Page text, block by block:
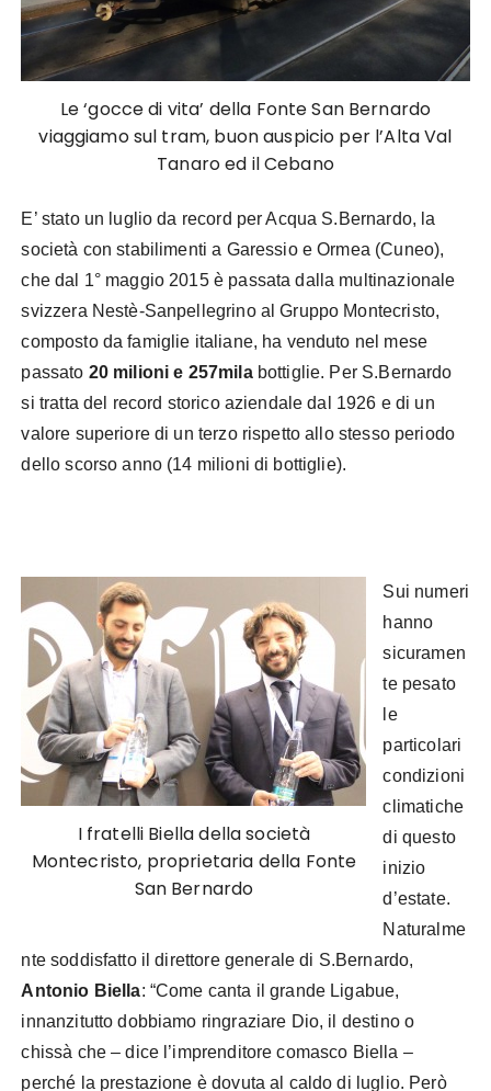
Le ‘gocce di vita’ della Fonte San Bernardo
viaggiamo sul tram, buon auspicio per l’Alta Val
Tanaro ed il Cebano
E’ stato un luglio da record per Acqua S.Bernardo, la
società con stabilimenti a Garessio e Ormea (Cuneo),
che dal 1° maggio 2015 è passata dalla multinazionale
svizzera Nestè-Sanpellegrino al Gruppo Montecristo,
composto da famiglie italiane, ha venduto nel mese
passato 20 milioni e 257milabottiglie. Per S.Bernardo
si tratta del record storico aziendale dal 1926 e di un
valore superiore di un terzo rispetto allo stesso periodo
dello scorso anno (14 milioni di bottiglie).
I fratelli Biella della società
Montecristo, proprietaria della Fonte
San Bernardo
Sui numeri
hanno
sicuramen
te pesato
le
particolari
condizioni
climatiche
di questo
inizio
d’estate.
Naturalme
nte soddisfatto il direttore generale di S.Bernardo,
Antonio Biella: “Come canta il grande Ligabue,
innanzitutto dobbiamo ringraziare Dio, il destino o
chissà che – dice l’imprenditore comasco Biella –
perché la prestazione è dovuta al caldo di luglio. Però